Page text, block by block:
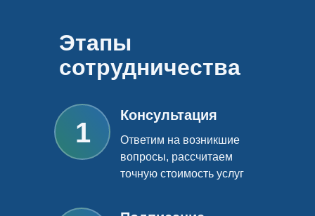
Этапы
сотрудничества
1
Консультация
Ответим на возникшие
вопросы, рассчитаем
точную стоимость услуг